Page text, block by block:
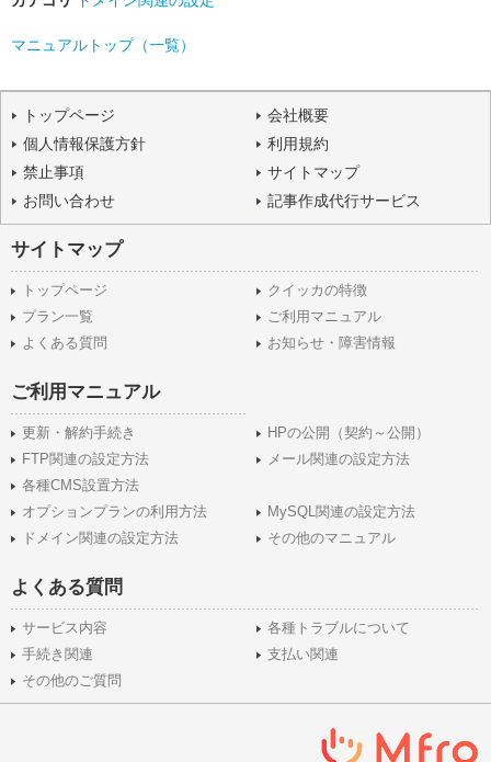
マニュアルトップ（一覧）
トップページ
会社概要
個人情報保護方針
利用規約
禁止事項
サイトマップ
お問い合わせ
記事作成代行サービス
サイトマップ
トップページ
クイッカの特徴
プラン一覧
ご利用マニュアル
よくある質問
お知らせ・障害情報
ご利用マニュアル
更新・解約手続き
HPの公開（契約～公開）
FTP関連の設定方法
メール関連の設定方法
各種CMS設置方法
オプションプランの利用方法
MySQL関連の設定方法
ドメイン関連の設定方法
その他のマニュアル
よくある質問
サービス内容
各種トラブルについて
手続き関連
支払い関連
その他のご質問